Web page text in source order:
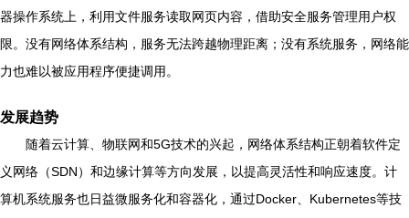
器操作系统上，利用文件服务读取网页内容，借助安全服务管理用户权
限。没有网络体系结构，服务无法跨越物理距离；没有系统服务，网络能
力也难以被应用程序便捷调用。
发展趋势
随着云计算、物联网和5G技术的兴起，网络体系结构正朝着软件定
义网络（SDN）和边缘计算等方向发展，以提高灵活性和响应速度。计
算机系统服务也日益微服务化和容器化，通过Docker、Kubernetes等技